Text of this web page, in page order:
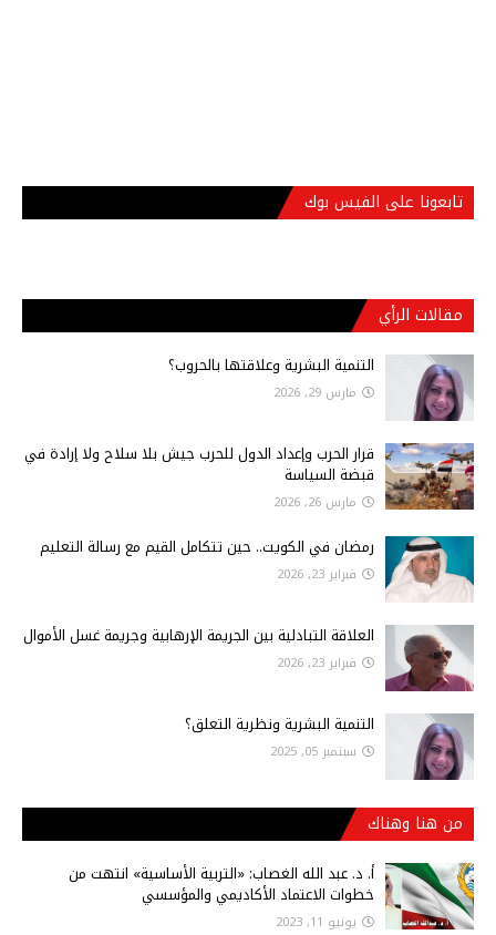
تابعونا على الفيس بوك
مقالات الرأي
التنمية البشرية وعلاقتها بالحروب؟
مارس 29, 2026
قرار الحرب وإعداد الدول للحرب جيش بلا سلاح ولا إرادة في
قبضة السياسة
مارس 26, 2026
رمضان في الكويت.. حين تتكامل القيم مع رسالة التعليم
فبراير 23, 2026
العلاقة التبادلية بين الجريمة الإرهابية وجريمة غسل الأموال
فبراير 23, 2026
التنمية البشرية ونظرية التعلق؟
سبتمبر 05, 2025
من هنا وهناك
أ‌. د. عبد الله الغصاب: «التربية الأساسية» انتهت من
خطوات الاعتماد الأكاديمي والمؤسسي
يونيو 11, 2023